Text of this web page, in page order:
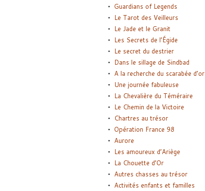
Guardians of Legends
Le Tarot des Veilleurs
Le Jade et le Granit
Les Secrets de l’Égide
Le secret du destrier
Dans le sillage de Sindbad
A la recherche du scarabée d’or
Une journée fabuleuse
La Chevalière du Téméraire
Le Chemin de la Victoire
Chartres au trésor
Opération France 98
Aurore
Les amoureux d’Ariège
La Chouette d’Or
Autres chasses au trésor
Activités enfants et familles